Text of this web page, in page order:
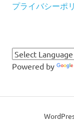
プライバシーポ
Powered by